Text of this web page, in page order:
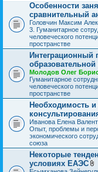
Особенности
сравнительный
Головчин Максим
3. Гуманитарное
человеческого
пространстве
Интеграционный
Молодов Олег
Гуманитарное
человеческого
пространстве
Необходимость
Иванова Елена
Опыт, проблемы и
экономического
союза
Некоторые
условиях ЕАЭС
В